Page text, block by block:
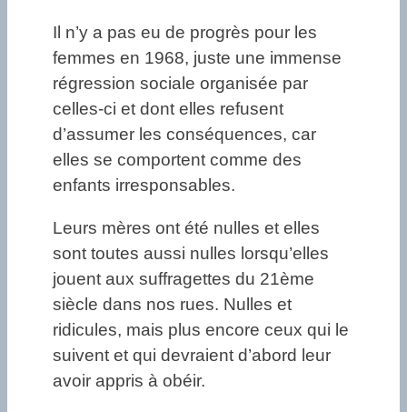
Il n’y a pas eu de progrès pour les
femmes en 1968, juste une immense
régression sociale organisée par
celles-ci et dont elles refusent
d’assumer les conséquences, car
elles se comportent comme des
enfants irresponsables.
Leurs mères ont été nulles et elles
sont toutes aussi nulles lorsqu’elles
jouent aux suffragettes du 21ème
siècle dans nos rues. Nulles et
ridicules, mais plus encore ceux qui le
suivent et qui devraient d’abord leur
avoir appris à obéir.